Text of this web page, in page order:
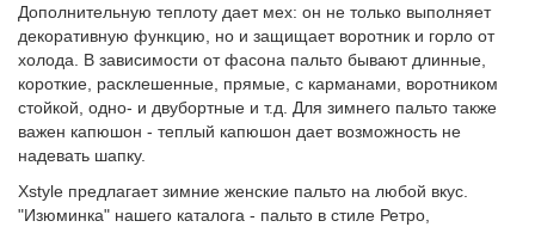
Дополнительную теплоту дает мех: он не только выполняет
декоративную функцию, но и защищает воротник и горло от
холода. В зависимости от фасона пальто бывают длинные,
короткие, расклешенные, прямые, с карманами, воротником
стойкой, одно- и двубортные и т.д. Для зимнего пальто также
важен капюшон - теплый капюшон дает возможность не
надевать шапку.
Xstyle предлагает зимние женские пальто на любой вкус.
"Изюминка" нашего каталога - пальто в стиле Ретро,